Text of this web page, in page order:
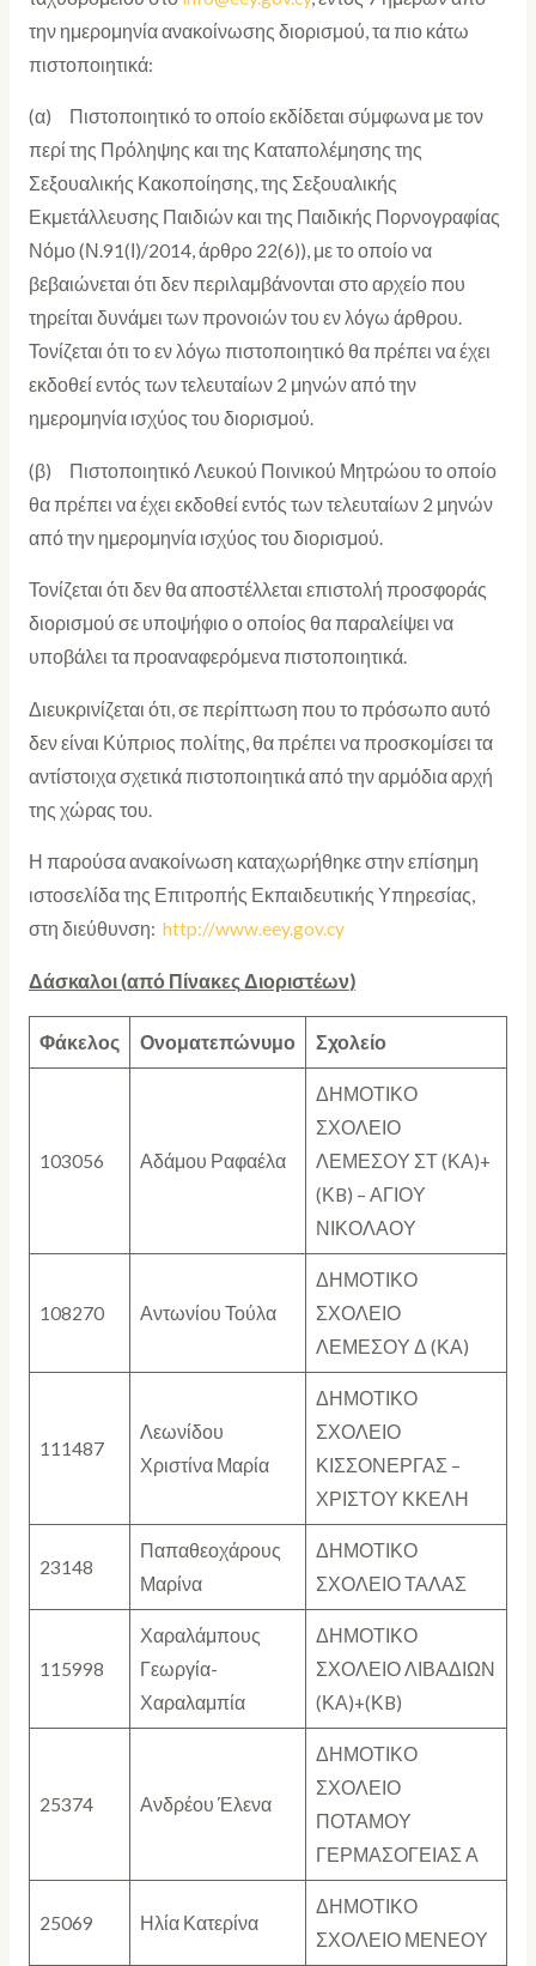
την ημερομηνία ανακοίνωσης διορισμού, τα πιο κάτω
πιστοποιητικά:
(α) Πιστοποιητικό το οποίο εκδίδεται σύμφωνα με τον
περί της Πρόληψης και της Καταπολέμησης της
Σεξουαλικής Κακοποίησης, της Σεξουαλικής
Εκμετάλλευσης Παιδιών και της Παιδικής Πορνογραφίας
Νόμο (Ν.91(Ι)/2014, άρθρο 22(6)), με το οποίο να
βεβαιώνεται ότι δεν περιλαμβάνονται στο αρχείο που
τηρείται δυνάμει των προνοιών του εν λόγω άρθρου.
Τονίζεται ότι το εν λόγω πιστοποιητικό θα πρέπει να έχει
εκδοθεί εντός των τελευταίων 2 μηνών από την
ημερομηνία ισχύος του διορισμού.
(β) Πιστοποιητικό Λευκού Ποινικού Μητρώου το οποίο
θα πρέπει να έχει εκδοθεί εντός των τελευταίων 2 μηνών
από την ημερομηνία ισχύος του διορισμού.
Τονίζεται ότι δεν θα αποστέλλεται επιστολή προσφοράς
διορισμού σε υποψήφιο ο οποίος θα παραλείψει να
υποβάλει τα προαναφερόμενα πιστοποιητικά.
Διευκρινίζεται ότι, σε περίπτωση που το πρόσωπο αυτό
δεν είναι Κύπριος πολίτης, θα πρέπει να προσκομίσει τα
αντίστοιχα σχετικά πιστοποιητικά από την αρμόδια αρχή
της χώρας του.
Η παρούσα ανακοίνωση καταχωρήθηκε στην επίσημη
ιστοσελίδα της Επιτροπής Εκπαιδευτικής Υπηρεσίας,
στη διεύθυνση: http://www.eey.gov.cy
Δάσκαλοι(από ΠίνακεςΔιοριστέων)
Φάκελος Ονοματεπώνυμο Σχολείο
103056 Αδάμου Ραφαέλα
ΔΗΜΟΤΙΚΟ
ΣΧΟΛΕΙΟ
ΛΕΜΕΣΟΥ ΣΤ (ΚΑ)+
(ΚB) – ΑΓΙΟΥ
ΝΙΚΟΛΑΟΥ
108270 Αντωνίου Τούλα
ΔΗΜΟΤΙΚΟ
ΣΧΟΛΕΙΟ
ΛΕΜΕΣΟΥ Δ (ΚΑ)
111487
Λεωνίδου
Χριστίνα Μαρία
ΔΗΜΟΤΙΚΟ
ΣΧΟΛΕΙΟ
ΚΙΣΣΟΝΕΡΓΑΣ –
ΧΡΙΣΤΟΥ ΚΚΕΛΗ
23148
Παπαθεοχάρους
Μαρίνα
ΔΗΜΟΤΙΚΟ
ΣΧΟΛΕΙΟ ΤΑΛΑΣ
115998
Χαραλάμπους
Γεωργία-
Χαραλαμπία
ΔΗΜΟΤΙΚΟ
ΣΧΟΛΕΙΟ ΛΙΒΑΔΙΩΝ
(ΚΑ)+(ΚB)
25374 Ανδρέου Έλενα
ΔΗΜΟΤΙΚΟ
ΣΧΟΛΕΙΟ
ΠΟΤΑΜΟΥ
ΓΕΡΜΑΣΟΓΕΙΑΣ Α
25069 Ηλία Κατερίνα
ΔΗΜΟΤΙΚΟ
ΣΧΟΛΕΙΟ ΜΕΝΕΟΥ